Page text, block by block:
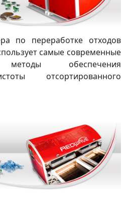
по переработке отходов
самые современные
методы обеспечения
отсортированного